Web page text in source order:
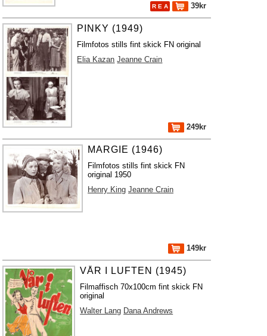
R E A 39kr
PINKY (1949)
Filmfotos stills fint skick FN original
Elia Kazan Jeanne Crain
249kr
MARGIE (1946)
Filmfotos stills fint skick FN
original 1950
Henry King Jeanne Crain
149kr
VÅR I LUFTEN (1945)
Filmaffisch 70x100cm fint skick FN
original
Walter Lang Dana Andrews